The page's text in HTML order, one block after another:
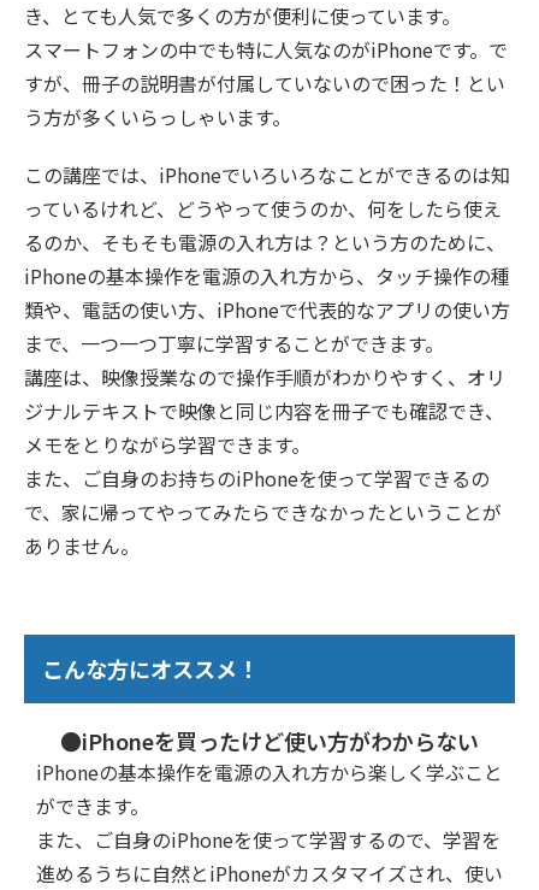
き、とても人気で多くの方が便利に使っています。
スマートフォンの中でも特に人気なのがiPhoneです。で
すが、冊子の説明書が付属していないので困った！とい
う方が多くいらっしゃいます。
この講座では、iPhoneでいろいろなことができるのは知
っているけれど、どうやって使うのか、何をしたら使え
るのか、そもそも電源の入れ方は？という方のために、
iPhoneの基本操作を電源の入れ方から、タッチ操作の種
類や、電話の使い方、iPhoneで代表的なアプリの使い方
まで、一つ一つ丁寧に学習することができます。
講座は、映像授業なので操作手順がわかりやすく、オリ
ジナルテキストで映像と同じ内容を冊子でも確認でき、
メモをとりながら学習できます。
また、ご自身のお持ちのiPhoneを使って学習できるの
で、家に帰ってやってみたらできなかったということが
ありません。
こんな方にオススメ！
●iPhoneを買ったけど使い方がわからない
iPhoneの基本操作を電源の入れ方から楽しく学ぶこと
ができます。
また、ご自身のiPhoneを使って学習するので、学習を
進めるうちに自然とiPhoneがカスタマイズされ、使い